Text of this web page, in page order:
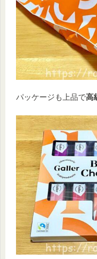
パッケージも上品で高